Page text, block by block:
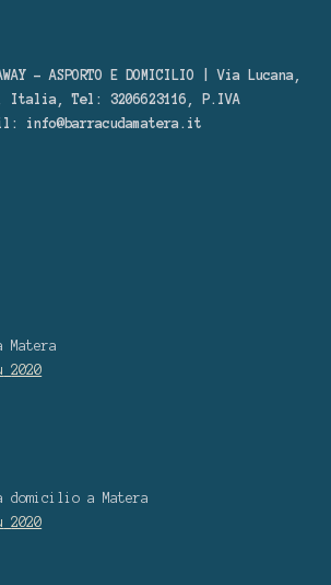
– ASPORTO E DOMICILIO | Via Lucana,
Italia, Tel: 3206623116, P.IVA
info@barracudamatera.it
Matera
2020
domicilio a Matera
2020